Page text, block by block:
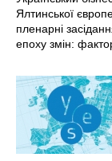
Ялтинської
пленарні
епоху змін: